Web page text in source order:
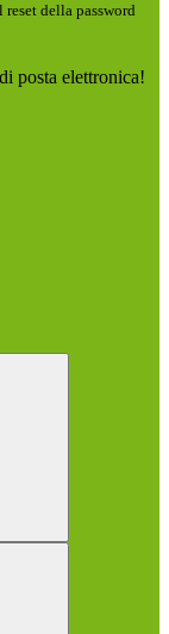
della password
posta elettronica!